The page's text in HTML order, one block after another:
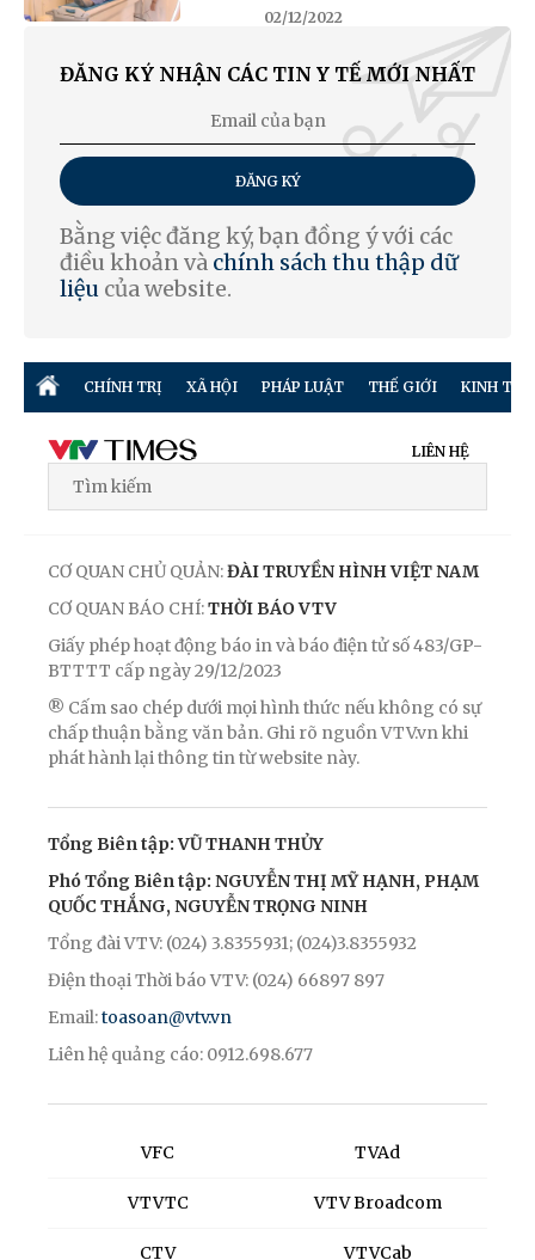
02/12/2022
ĐĂNG KÝ NHẬN CÁC TIN Y TẾ MỚI NHẤT
ĐĂNG KÝ
Bằng việc đăng ký, bạn đồng ý với các
điều khoản và chính sách thu thập dữ
liệu của website.
CHÍNH TRỊ XÃ HỘI PHÁP LUẬT THẾ GIỚI KINH TẾ
LIÊN HỆ
CƠ QUAN CHỦ QUẢN:ĐÀI TRUYỀN HÌNH VIỆT NAM
CƠ QUAN BÁO CHÍ:THỜI BÁO VTV
Giấy phép hoạt động báo in và báo điện tử số 483/GP-
BTTTT cấp ngày 29/12/2023
® Cấm sao chép dưới mọi hình thức nếu không có sự
chấp thuận bằng văn bản. Ghi rõ nguồn VTV.vn khi
phát hành lại thông tin từ website này.
Tổng Biên tập: VŨ THANH THỦY
Phó Tổng Biên tập: NGUYỄN THỊ MỸ HẠNH, PHẠM
QUỐC THẮNG, NGUYỄN TRỌNG NINH
Tổng đài VTV: (024) 3.8355931; (024)3.8355932
Điện thoại Thời báo VTV: (024) 66897 897
Email:toasoan@vtv.vn
Liên hệ quảng cáo: 0912.698.677
VFC
VTVTC
CTV
TVAd
VTV Broadcom
VTVCab